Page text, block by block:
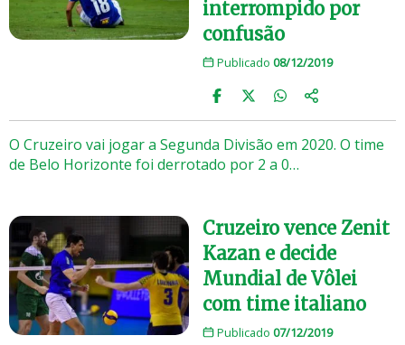
interrompido por
confusão
Publicado 08/12/2019
O Cruzeiro vai jogar a Segunda Divisão em 2020. O time
de Belo Horizonte foi derrotado por 2 a 0…
Cruzeiro vence Zenit
Kazan e decide
Mundial de Vôlei
com time italiano
Publicado 07/12/2019